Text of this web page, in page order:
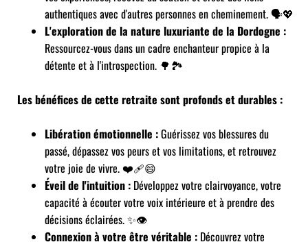
authentiques avec d'autres personnes en cheminement. 🗣️💖
L'exploration de la nature luxuriante de la Dordogne :
Ressourcez-vous dans un cadre enchanteur propice à la
détente et à l'introspection. 🌳🏞️
Les bénéfices de cette retraite sont profonds et durables :
Libération émotionnelle :Guérissez vos blessures du
passé, dépassez vos peurs et vos limitations, et retrouvez
votre joie de vivre. ❤️‍🩹😄
Éveil de l'intuition : Développez votre clairvoyance, votre
capacité à écouter votre voix intérieure et à prendre des
décisions éclairées. ✨👁️
Connexion à votre être véritable : Découvrez votre